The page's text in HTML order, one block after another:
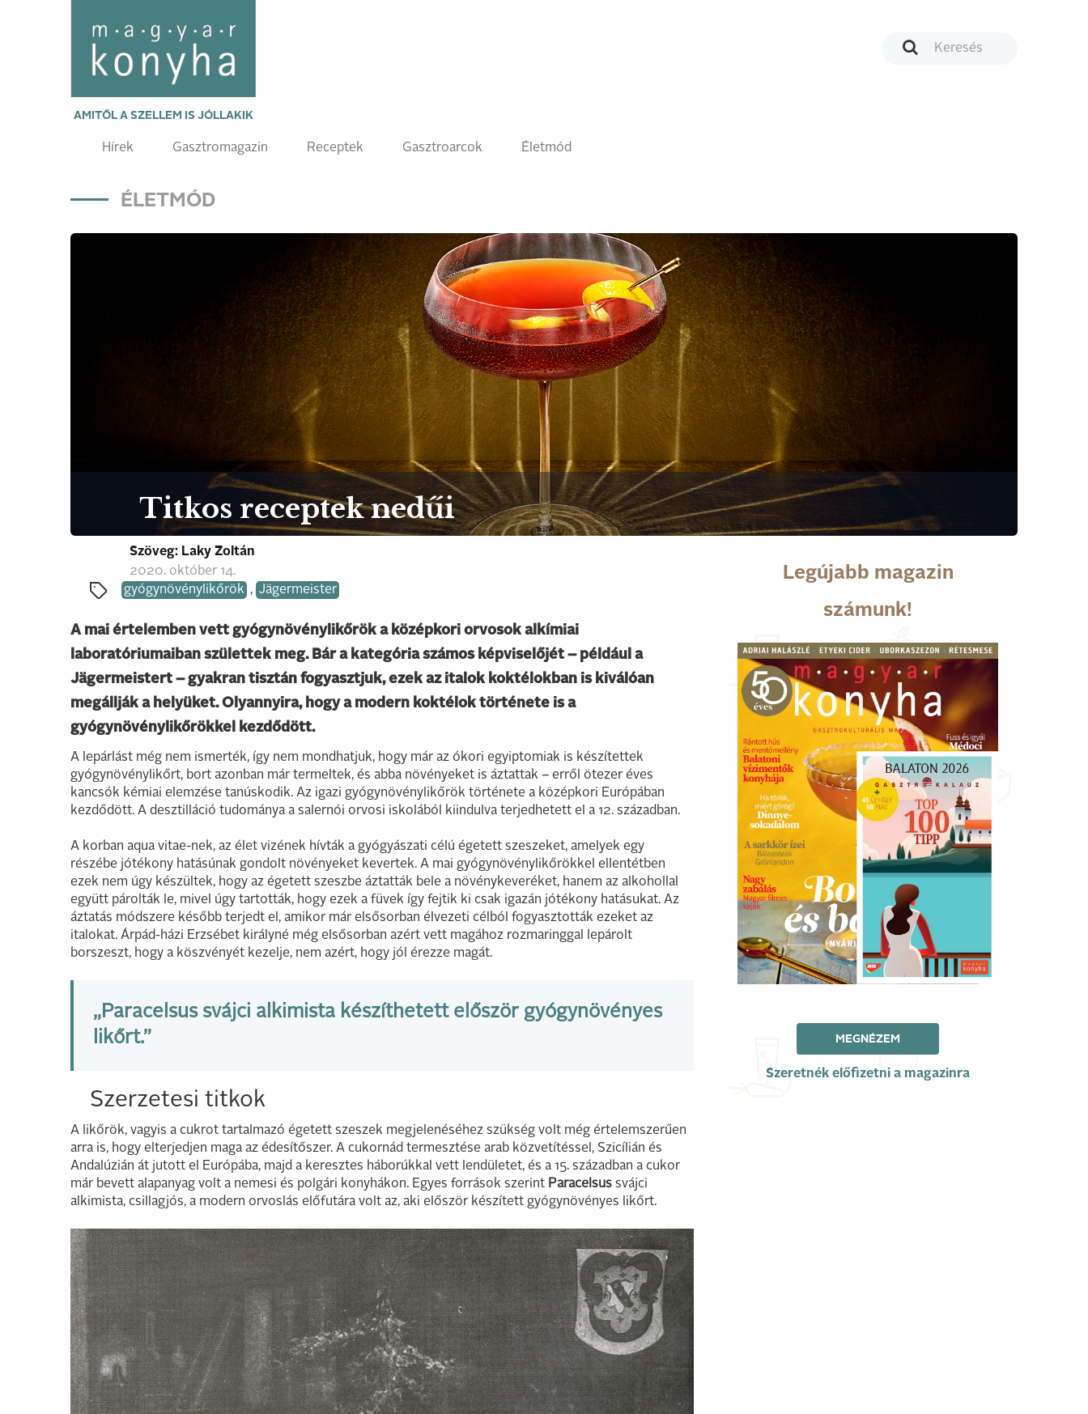
AMITŐL A SZELLEM IS JÓLLAKIK
Hírek Gasztromagazin Receptek Gasztroarcok Életmód
ÉLETMÓD
Titkos receptek nedűi
Szöveg: Laky Zoltán
2020. október 14.
gyógynövénylikőrök , Jägermeister
A mai értelemben vett gyógynövénylikőrök a középkori orvosok alkímiai
laboratóriumaiban születtek meg. Bár a kategória számos képviselőjét – például a
Jägermeistert – gyakran tisztán fogyasztjuk, ezek az italok koktélokban is kiválóan
megállják a helyüket. Olyannyira, hogy a modern koktélok története is a
gyógynövénylikőrökkel kezdődött.
A lepárlást még nem ismerték, így nem mondhatjuk, hogy már az ókori egyiptomiak is készítettek
gyógynövénylikőrt, bort azonban már termeltek, és abba növényeket is áztattak – erről ötezer éves
kancsók kémiai elemzése tanúskodik. Az igazi gyógynövénylikőrök története a középkori Európában
kezdődött. A desztilláció tudománya a salernói orvosi iskolából kiindulva terjedhetett el a 12. században.
A korban aqua vitae-nek, az élet vizének hívták a gyógyászati célú égetett szeszeket, amelyek egy
részébe jótékony hatásúnak gondolt növényeket kevertek. A mai gyógynövénylikőrökkel ellentétben
ezek nem úgy készültek, hogy az égetett szeszbe áztatták bele a növénykeveréket, hanem az alkohollal
együtt párolták le, mivel úgy tartották, hogy ezek a füvek így fejtik ki csak igazán jótékony hatásukat. Az
áztatás módszere később terjedt el, amikor már elsősorban élvezeti célból fogyasztották ezeket az
italokat. Árpád-házi Erzsébet királyné még elsősorban azért vett magához rozmaringgal lepárolt
borszeszt, hogy a köszvényét kezelje, nem azért, hogy jól érezze magát.
„Paracelsus svájci alkimista készíthetett először gyógynövényes
likőrt.”
Szerzetesi titkok
A likőrök, vagyis a cukrot tartalmazó égetett szeszek megjelenéséhez szükség volt még értelemszerűen
arra is, hogy elterjedjen maga az édesítőszer. A cukornád termesztése arab közvetítéssel, Szicílián és
Andalúzián át jutott el Európába, majd a keresztes háborúkkal vett lendületet, és a 15. században a cukor
már bevett alapanyag volt a nemesi és polgári konyhákon. Egyes források szerint Paracelsus svájci
alkimista, csillagjós, a modern orvoslás előfutára volt az, aki először készített gyógynövényes likőrt.
Legújabb magazin
számunk!
MEGNÉZEM
Szeretnék előfizetni a magazinra